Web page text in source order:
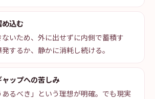
込む
いため、外に出せずに内側で蓄積す
するか、静かに消耗し続ける。
ップへの苦しみ
るべき」という理想が明確。でも現実